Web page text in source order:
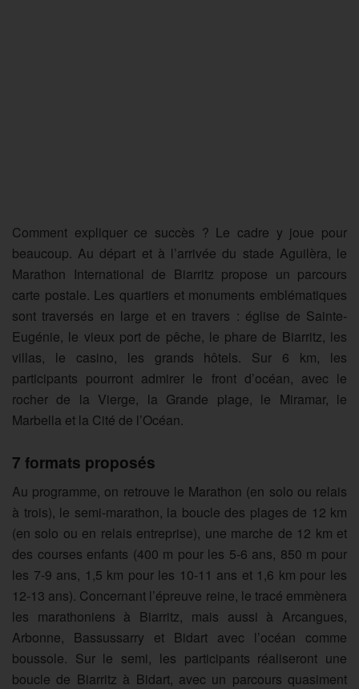
Comment expliquer ce succès ? Le cadre y joue pour
beaucoup. Au départ et à l’arrivée du stade Aguilèra, le
Marathon International de Biarritz propose un parcours
carte postale. Les quartiers et monuments emblématiques
sont traversés en large et en travers : église de Sainte-
Eugénie, le vieux port de pêche, le phare de Biarritz, les
villas, le casino, les grands hôtels. Sur 6 km, les
participants pourront admirer le front d’océan, avec le
rocher de la Vierge, la Grande plage, le Miramar, le
Marbella et la Cité de l’Océan.
7 formats proposés
Au programme, on retrouve le Marathon (en solo ou relais
à trois), le semi-marathon, la boucle des plages de 12 km
(en solo ou en relais entreprise), une marche de 12 km et
des courses enfants (400 m pour les 5-6 ans, 850 m pour
les 7-9 ans, 1,5 km pour les 10-11 ans et 1,6 km pour les
12-13 ans). Concernant l’épreuve reine, le tracé emmènera
les marathoniens à Biarritz, mais aussi à Arcangues,
Arbonne, Bassussarry et Bidart avec l’océan comme
boussole. Sur le semi, les participants réaliseront une
boucle de Biarritz à Bidart, avec un parcours quasiment